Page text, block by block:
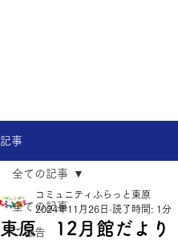
記事
全ての記事
ご報告
全ての記事
東原 12月館だより
コミュニティふらっと東原
2024年11月26日 読了時間: 1分